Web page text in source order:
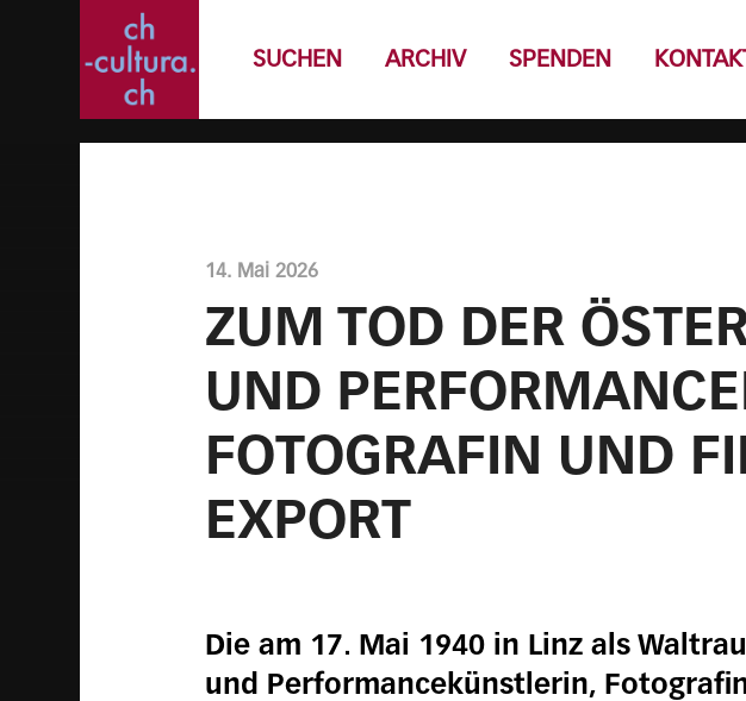
SUCHEN ARCHIV SPENDEN
14. Mai 2026
ZUM TOD DER
UND
FOTOGRAFIN UND
EXPORT
Die am 17. Mai 1940 in Linz als
und Performancekünstlerin,